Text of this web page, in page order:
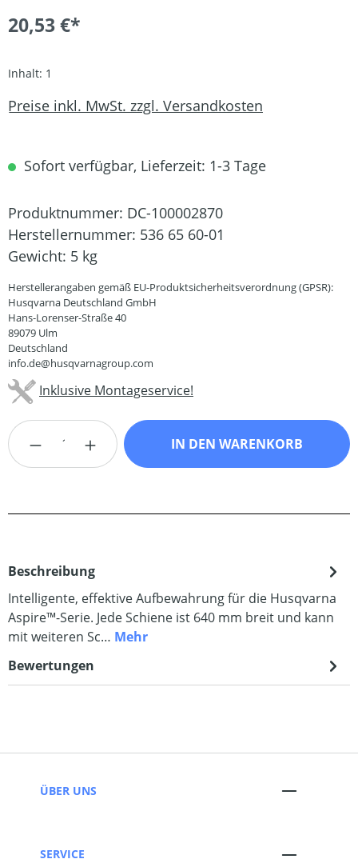
20,53 €*
Inhalt: 1
Preise inkl. MwSt. zzgl. Versandkosten
Sofort verfügbar, Lieferzeit: 1-3 Tage
Produktnummer: DC-100002870
Herstellernummer: 536 65 60-01
Gewicht: 5 kg
Herstellerangaben gemäß EU-Produktsicherheitsverordnung (GPSR):
Husqvarna Deutschland GmbH
Hans-Lorenser-Straße 40
89079 Ulm
Deutschland
info.de@husqvarnagroup.com
Inklusive Montageservice!
Produkt Anzahl: Gib den gewünschten
IN DEN WARENKORB
Beschreibung
Intelligente, effektive Aufbewahrung für die Husqvarna
Aspire™-Serie. Jede Schiene ist 640 mm breit und kann
mit weiteren Sc… Mehr
Bewertungen
ÜBER UNS
SERVICE